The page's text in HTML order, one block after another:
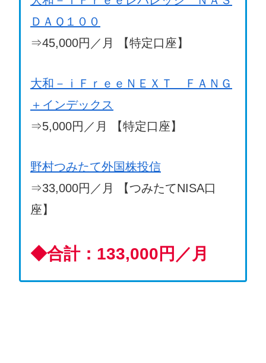
ＤＡＱ１００
⇒45,000円／月 【特定口座】
大和－ｉＦｒｅｅＮＥＸＴ ＦＡＮＧ
＋インデックス
⇒5,000円／月 【特定口座】
野村つみたて外国株投信
⇒33,000円／月 【つみたてNISA口
座】
◆合計：133,000円／月